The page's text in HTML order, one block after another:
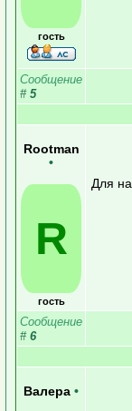
гость
Сообщение
# 5
Rootman
•
R
гость
Для
Сообщение
# 6
Валера •